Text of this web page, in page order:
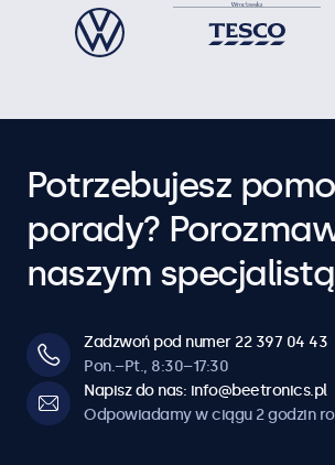
Potrzebujesz
porady?
naszym
Zadzwoń pod numer 22 397 04 43
Pon.–Pt., 8:30–17:30
Napisz do nas: info@beetronics.pl
Odpowiadamy w ciągu 2 godzin